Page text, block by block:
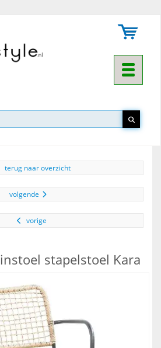
Toggle
▼
terug naar overzicht
volgende
vorige
stapelstoel Kara